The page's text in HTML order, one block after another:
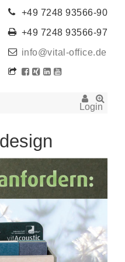
+49 7248 93566-90
+49 7248 93566-97
info@vital-office.de
Login